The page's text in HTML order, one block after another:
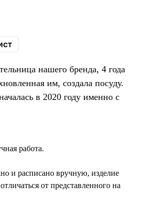
нашего бренда, 4 года
им, создала посуду.
в 2020 году именно с
работа.
и расписано вручную, изделие
от представленного на